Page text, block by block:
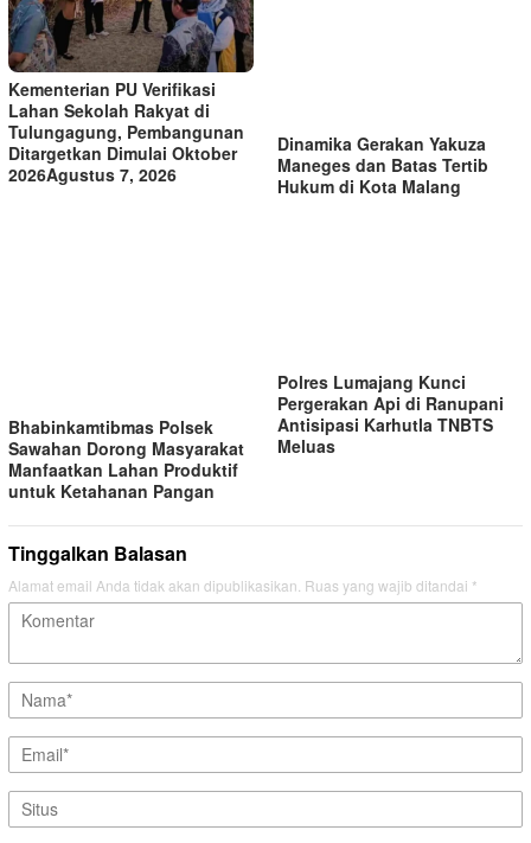
Kementerian PU Verifikasi
Lahan Sekolah Rakyat di
Tulungagung, Pembangunan
Ditargetkan Dimulai Oktober
2026Agustus 7, 2026
Dinamika Gerakan Yakuza
Maneges dan Batas Tertib
Hukum di Kota Malang
Bhabinkamtibmas Polsek
Sawahan Dorong Masyarakat
Manfaatkan Lahan Produktif
untuk Ketahanan Pangan
Polres Lumajang Kunci
Pergerakan Api di Ranupani
Antisipasi Karhutla TNBTS
Meluas
Tinggalkan Balasan
Alamat email Anda tidak akan dipublikasikan. Ruas yang wajib ditandai *